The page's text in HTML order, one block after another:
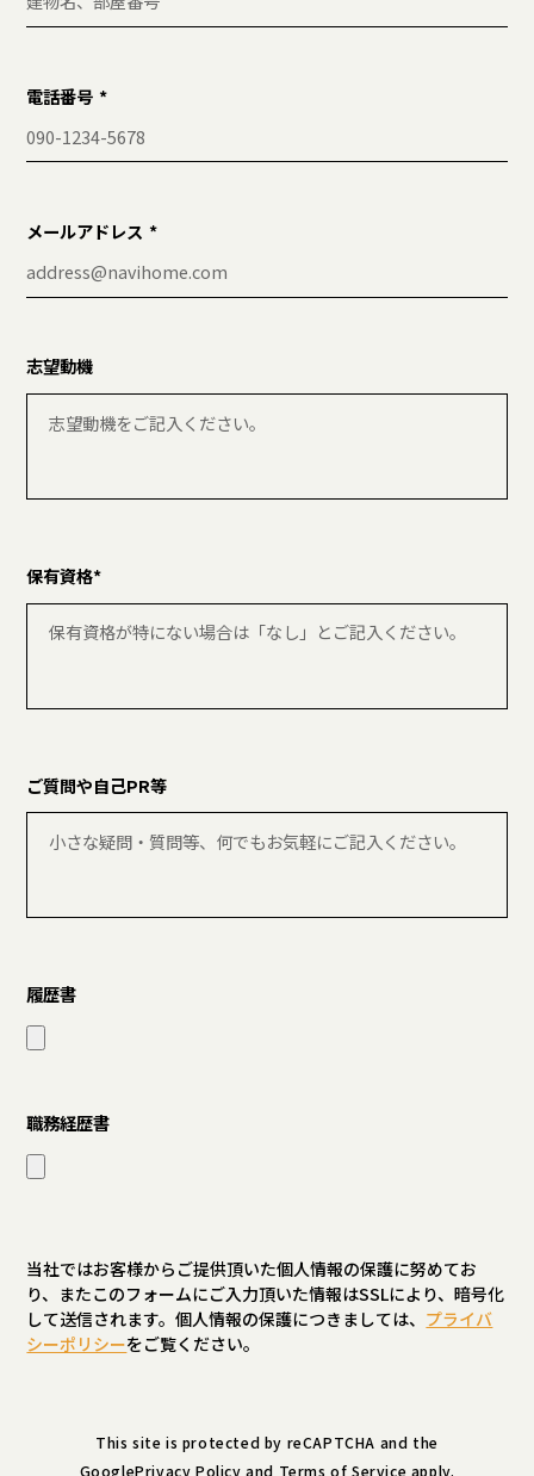
電話番号
メールアドレス
志望動機
保有資格*
ご質問や自己PR等
履歴書
職務経歴書
当社ではお客様からご提供頂いた個人情報の保護に努めてお
り、またこのフォームにご入力頂いた情報はSSLにより、暗号化
して送信されます。個人情報の保護につきましては、 プライバ
シーポリシーをご覧ください。
This site is protected by reCAPTCHA and the
GooglePrivacy Policy and Terms of Service apply.